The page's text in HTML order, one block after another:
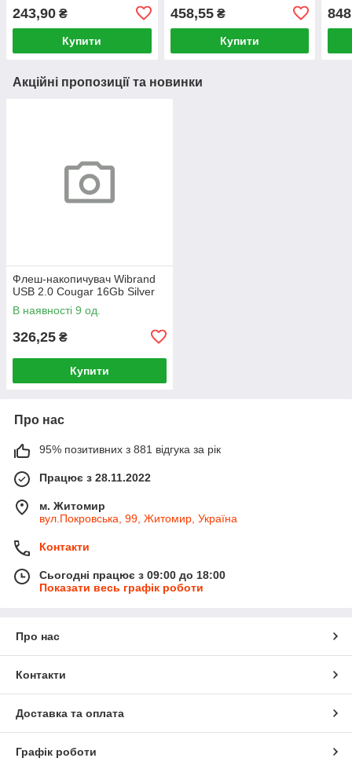
243,90 ₴
Купити
458,55₴
Купити
Акційні пропозиції та новинки
Флеш-накопичувач Wibrand
USB 2.0 Cougar 16Gb Silver
В наявності 9 од.
326,25 ₴
Купити
Про нас
95% позитивних з 881 відгука за рік
Працює з 28.11.2022
м. Житомир
вул.Покровська, 99, Житомир, Україна
Контакти
Сьогодні працює з 09:00 до 18:00
Показати весь графік роботи
Про нас
Контакти
Доставка та оплата
Графік роботи